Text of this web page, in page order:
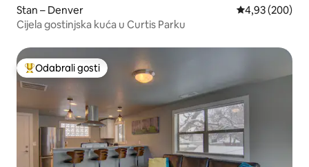
Stan – Denver Prosječna
4,93 (200)
Cijela gostinjska kuća u Curtis Parku
Među najviše rangiranima s oznakom „Odabrali gosti”
Odabrali gosti